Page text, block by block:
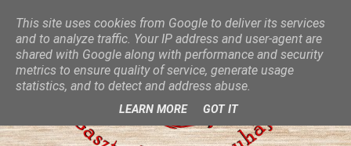
This site uses cookies from Google to deliver its services
and to analyze traffic. Your IP address and user-agent are
shared with Google along with performance and security
metrics to ensure quality of service, generate usage
statistics, and to detect and address abuse.
LEARN MORE GOT IT